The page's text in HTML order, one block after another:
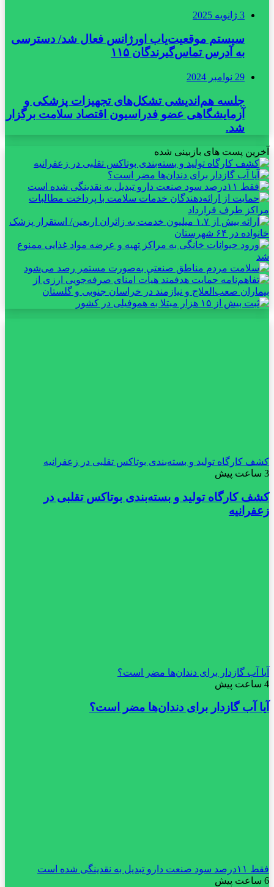
3 ژانویه 2025
سیستم موقعیت‌یاب اورژانس فعال شد/ دسترسی
به آدرس تماس‌گیرندگان ۱۱۵
29 نوامبر 2024
جلسه هم‌اندیشی تشکل‌های تجهیزات پزشکی و
آزمایشگاهی عضو فدراسیون اقتصاد سلامت برگزار
شد.
آخرین پست های بازبینی شده
کشف کارگاه تولید و بسته‌بندی بوتاکس تقلبی در زعفرانیه
3 ساعت پیش
کشف کارگاه تولید و بسته‌بندی بوتاکس تقلبی در
زعفرانیه
آیا آب گازدار برای دندان‌ها مضر است؟
4 ساعت پیش
آیا آب گازدار برای دندان‌ها مضر است؟
فقط ۱۱‌درصد سود صنعت دارو تبدیل به نقدینگی شده است
6 ساعت پیش